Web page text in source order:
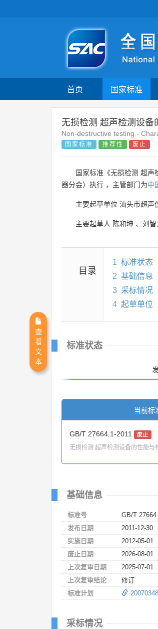
首页 国家标准
无损检测 超声检测设
Non-destructive testing -
国家标准 推荐性 废止
国家标准《无损检测 超
器分会）执行 ，主管部门为中
主要起草单位 汕头市超声
主要起草人 陈和坤 、 刘智
目录
1 标准状态
2 基础信息
3 采标情况
4 起草单位
标准状态
当前标
GB/T 27664.1-2011 废止
无损检测 超声检测设备的性能与
基础信息
标准号
GB/T
发布日期
2011-12-30
实施日期
2012-05-01
废止日期
2026-08-01
上次复审日期
2025-07-01
上次复审结论
修订
标准计划
采标情况
查
看
文
本